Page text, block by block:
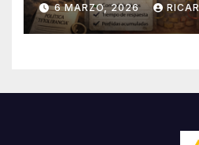
6 MARZO, 2026